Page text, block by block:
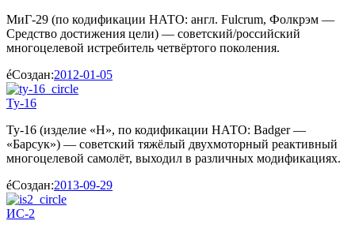
МиГ-29 (по кодификации НАТО: англ. Fulcrum, Фолкрэм —
Средство достижения цели) — советский/российский
многоцелевой истребитель четвёртого поколения.
Создан:2012-01-05
Ту-16
Ту-16 (изделие «Н», по кодификации НАТО: Badger —
«Барсук») — советский тяжёлый двухмоторный реактивный
многоцелевой самолёт, выходил в различных модификациях.
Создан:2013-09-29
ИС-2